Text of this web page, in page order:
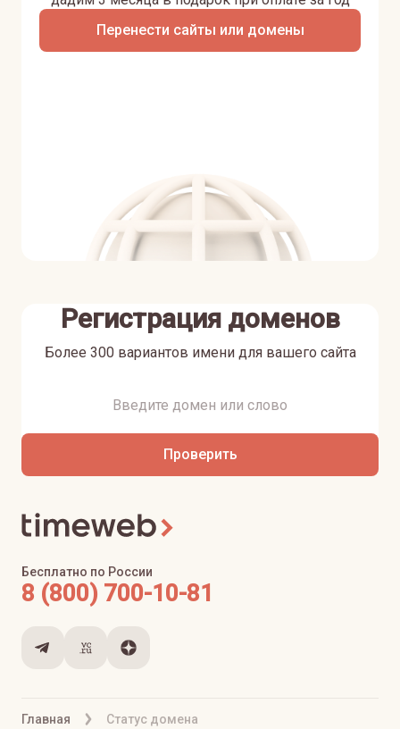
Перенести сайты или домены
Регистрация доменов
Более 300 вариантов имени для вашего сайта
Проверить
Главная Статус домена
Бесплатно по России
8 (800) 700-10-81